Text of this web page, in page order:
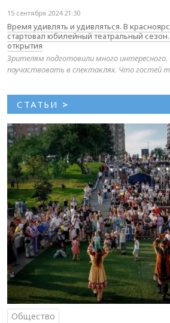
15 сентября 2024 21:30
Время удивлять и удивляться. В
стартовал юбилейный театральный
открытия
Зрителям подготовили много
поучаствовать в спектаклях. Что гостей
СТАТЬИ >
Общество